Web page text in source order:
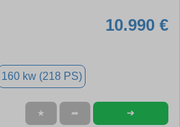
10.990 €
160 kw (218 PS)
★ ➦ ➜